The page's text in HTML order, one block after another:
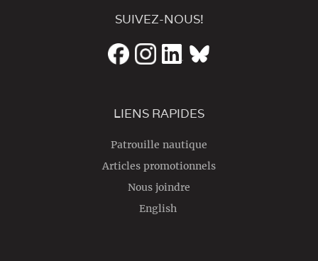
SUIVEZ-NOUS!
LIENS RAPIDES
Patrouille nautique
Articles promotionnels
Nous joindre
English